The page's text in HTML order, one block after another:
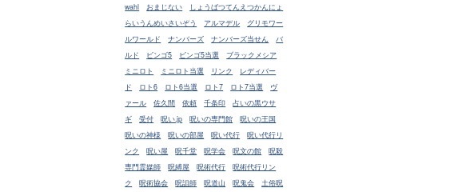
wahl
おまじない
しょうばつてんえつかんにょ
らいうんめいさいぞう
アルマデル
グリモワー
ルワールド
ナンバーズ ナンバーズ当せん
バ
ルド
ビンゴ5 ビンゴ5当選
ブラックメシア
ミニロト
ミニロト当選 リンク
レディバー
ド
ロト6 ロト6当選 ロト7 ロト7当選
ヴ
ァール
佐久間 依頼 千条印
占いの黒ウサ
ギ
受付 呪い.jp 呪いの専門館
呪いの王国
呪いの神様
呪いの部屋 呪い代行
呪い代行リ
ンク
呪い屋 呪千堂 呪学会 呪文の館
呪殺
専門霊媒師
呪縛屋 呪術代行
呪術代行リン
ク
呪術協会 呪詛師 呪道山 呪鬼会
土俗呪